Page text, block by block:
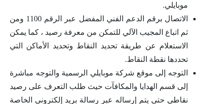
موبايلي.
الاتصال برقم الدعم الفني المفضل عبر الرقم 1100 ومن
ثم اتباع المجيب الآلي للتمكن من معرفة رصيد ، كما يمكن
الاستعلام عن طريقة تحديد النقاط وتحديد الأماكن التي
تحددها نقطة النقاط.
التوجه إلى موقع شركة موبايلي الرسمية والتوجه مباشرة
إلى قسم الهدايا والمكافآت حيث طلب التعرف على رصيد
نقاطي حتى يتم إرساله عبر رسالة بريد إلكتروني الخاصة